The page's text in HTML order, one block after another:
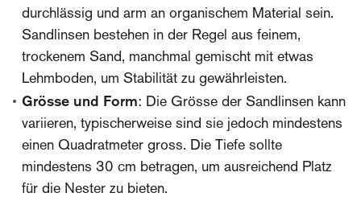
durchlässig und arm an organischem Material sein.
Sandlinsen bestehen in der Regel aus feinem,
trockenem Sand, manchmal gemischt mit etwas
Lehmboden, um Stabilität zu gewährleisten.
Grösse und Form: Die Grösse der Sandlinsen kann
variieren, typischerweise sind sie jedoch mindestens
einen Quadratmeter gross. Die Tiefe sollte
mindestens 30 cm betragen, um ausreichend Platz
für die Nester zu bieten.